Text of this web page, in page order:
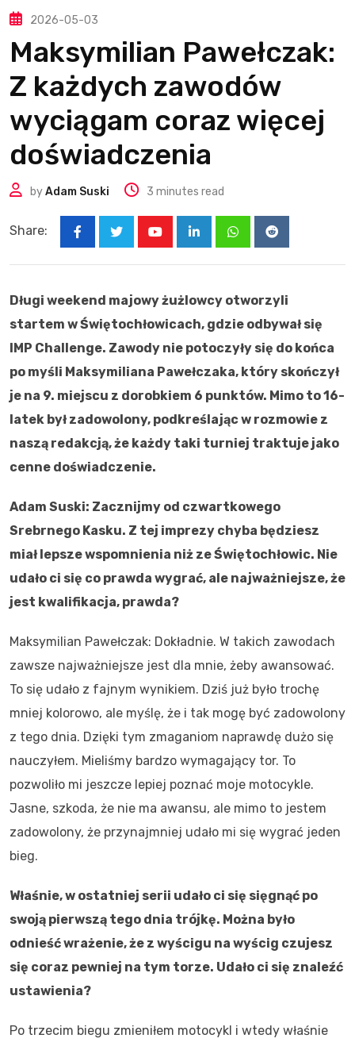
2026-05-03
Maksymilian Pawełczak:
Z każdych zawodów
wyciągam coraz więcej
doświadczenia
byAdam Suski 3 minutes read
Share:
LinkedInWhatsappReddit
Długi weekend majowy żużlowcy otworzyli
startem w Świętochłowicach, gdzie odbywał się
IMP Challenge. Zawody nie potoczyły się do końca
po myśli Maksymiliana Pawełczaka, który skończył
je na 9. miejscu z dorobkiem 6 punktów. Mimo to 16-
latek był zadowolony, podkreślając w rozmowie z
naszą redakcją, że każdy taki turniej traktuje jako
cenne doświadczenie.
Adam Suski: Zacznijmy od czwartkowego
Srebrnego Kasku. Z tej imprezy chyba będziesz
miał lepsze wspomnienia niż ze Świętochłowic. Nie
udało ci się co prawda wygrać, ale najważniejsze, że
jest kwalifikacja, prawda?
Maksymilian Pawełczak: Dokładnie. W takich zawodach
zawsze najważniejsze jest dla mnie, żeby awansować.
To się udało z fajnym wynikiem. Dziś już było trochę
mniej kolorowo, ale myślę, że i tak mogę być zadowolony
z tego dnia. Dzięki tym zmaganiom naprawdę dużo się
nauczyłem. Mieliśmy bardzo wymagający tor. To
pozwoliło mi jeszcze lepiej poznać moje motocykle.
Jasne, szkoda, że nie ma awansu, ale mimo to jestem
zadowolony, że przynajmniej udało mi się wygrać jeden
bieg.
Właśnie, w ostatniej serii udało ci się sięgnąć po
swoją pierwszą tego dnia trójkę. Można było
odnieść wrażenie, że z wyścigu na wyścig czujesz
się coraz pewniej na tym torze. Udało ci się znaleźć
ustawienia?
Po trzecim biegu zmieniłem motocykl i wtedy właśnie